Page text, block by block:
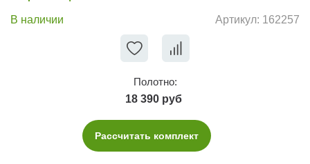
В наличии Артикул: 162257
Полотно:
18 390 руб
Рассчитать комплект